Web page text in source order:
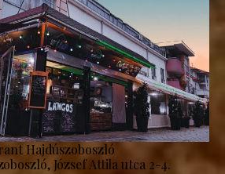
Hajdúszoboszló
József Attila utca 2-4.